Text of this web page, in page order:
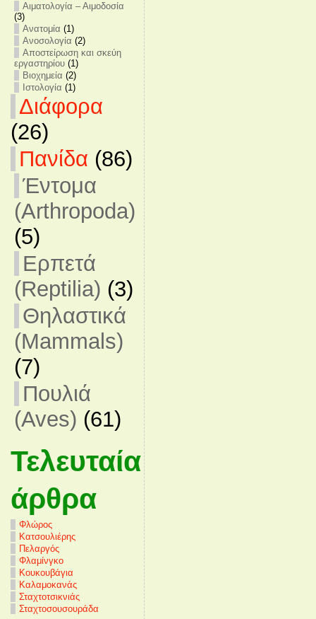
Αιματολογία – Αιμοδοσία
(3)
Ανατομία (1)
Ανοσολογία (2)
Αποστείρωση και σκεύη
εργαστηρίου(1)
Βιοχημεία (2)
Ιστολογία (1)
Διάφορα
(26)
Πανίδα (86)
Έντομα
(Arthropoda)
(5)
Ερπετά
(Reptilia) (3)
Θηλαστικά
(Mammals)
(7)
Πουλιά
(Aves) (61)
Τελευταία
άρθρα
Φλώρος
Κατσουλιέρης
Πελαργός
Φλαμίνγκο
Κουκουβάγια
Καλαμοκανάς
Σταχτοτσικνιάς
Σταχτοσουσουράδα